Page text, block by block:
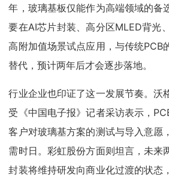
年，玻璃基板仅能作为高端领域的备
要在AI芯片封装、高分区MLED背光
高附加值场景试点应用，与传统PCB
替代，预计两年后才会逐步落地。
行业企业也印证了这一发展节奏。沃
受《中国电子报》记者采访表示，
客户对玻璃基方案的测试与导入意愿
需时日。彩虹股份方面则坦言，未来
封装将维持研发向商业化过渡的状态